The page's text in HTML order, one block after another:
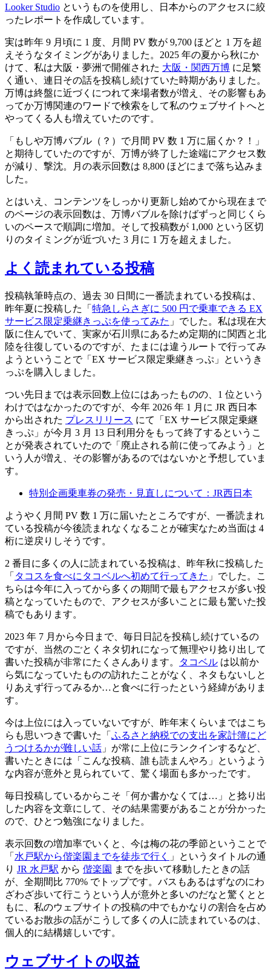
Looker Studio というものを使用し、日本からのアクセスに絞
ったレポートを作成しています。
実は昨年 9 月頃に 1 度、月間 PV 数が 9,700 ほどと 1 万を超
えそうなタイミングがありました。2025 年の夏から秋にか
けて、私は大阪・夢洲で開催された 大阪・関西万博 に足繁
く通い、連日その話を投稿し続けていた時期がありました。
万博は終盤に近づくにつれて来場者数が増え、その影響もあ
ってか万博関連のワードで検索をして私のウェブサイトへと
やってくる人も増えていたのです。
「もしや万博バブル（？）で月間 PV 数 1 万に届くか？！」
と期待していたのですが、万博が終了した途端にアクセス数
が減り、撃沈。月の表示回数は 8,800 ほどにまで落ち込みま
した。
とはいえ、コンテンツをしっかり更新し始めてから現在まで
のページの表示回数は、万博バブルを除けばずっと同じくら
いのペースで順調に増加。そして投稿数が 1,000 という区切
りのタイミングが近づいた 3 月に 1 万を超えました。
よく読まれている投稿
投稿執筆時点の、過去 30 日間に一番読まれている投稿は、
昨年夏に投稿した「 特急しらさぎに 500 円で乗車できる EX
サービス限定乗継きっぷを使ってみた 」でした。私は現在大
阪に住んでいて、実家が石川県にあるため定期的に関西と北
陸を往復しているのですが、たまには違うルートで行ってみ
ようということで「EX サービス限定乗継きっぷ」というき
っぷを購入しました。
つい先日までは表示回数上位にはあったものの、1 位という
わけではなかったのですが、今年 2026 年 1 月に JR 西日本
から出された プレスリリース にて「EX サービス限定乗継
きっぷ」が今月 3 月 13 日利用分をもって終了するというこ
とが発表されていたので「廃止される前に使ってみよう」と
いう人が増え、その影響があるのではないかと予想していま
す。
特別企画乗車券の発売・見直しについて：JR西日本
ようやく月間 PV 数 1 万に届いたところですが、一番読まれ
ている投稿が今後読まれなくなることが確実なため当面は 4
桁に逆戻りしそうです。
2 番目に多くの人に読まれている投稿は、昨年秋に投稿した
「 タコスを食べにタコベルへ初めて行ってきた 」でした。こ
ちらは今年に入ってから多くの期間で最もアクセスが多い投
稿となっていたもので、アクセスが多いことに最も驚いた投
稿でもあります。
2023 年 7 月から今日まで、毎日日記を投稿し続けているの
ですが、当然のごとくネタ切れになって無理やり捻り出して
書いた投稿が非常にたくさんあります。
タコベル は以前か
ら気になっていたものの訪れたことがなく、ネタもないしと
りあえず行ってみるか…と食べに行ったという経緯がありま
す。
今は上位には入っていないですが、昨年末くらいまではこち
らも思いつきで書いた「 ふるさと納税での支出を家計簿にど
うつけるかが難しい話 」が常に上位にランクインするなど、
書いたときには「こんな投稿、誰も読まんやろ」というよう
な内容が意外と見られていて、驚く場面も多かったです。
毎日投稿しているからこそ「何か書かなくては…」と捻り出
した内容を文章にして、その結果需要があることが分かった
ので、ひとつ勉強になりました。
表示回数の増加率でいくと、今は梅の花の季節ということで
「 水戸駅から偕楽園までを徒歩で行く
」というタイトルの通
り JR 水戸駅 から 偕楽園 までを歩いて移動したときの話
が、全期間比 770% でトップです。バスもあるはずなのにわ
ざわざ歩いて行こうという人が意外と多いのだなと驚くとと
もに、私のウェブサイトの投稿の中でもかなりの割合を占め
ているお散歩の話がこうして多くの人に読まれているのは、
個人的に結構嬉しいです。
ウェブサイトの収益